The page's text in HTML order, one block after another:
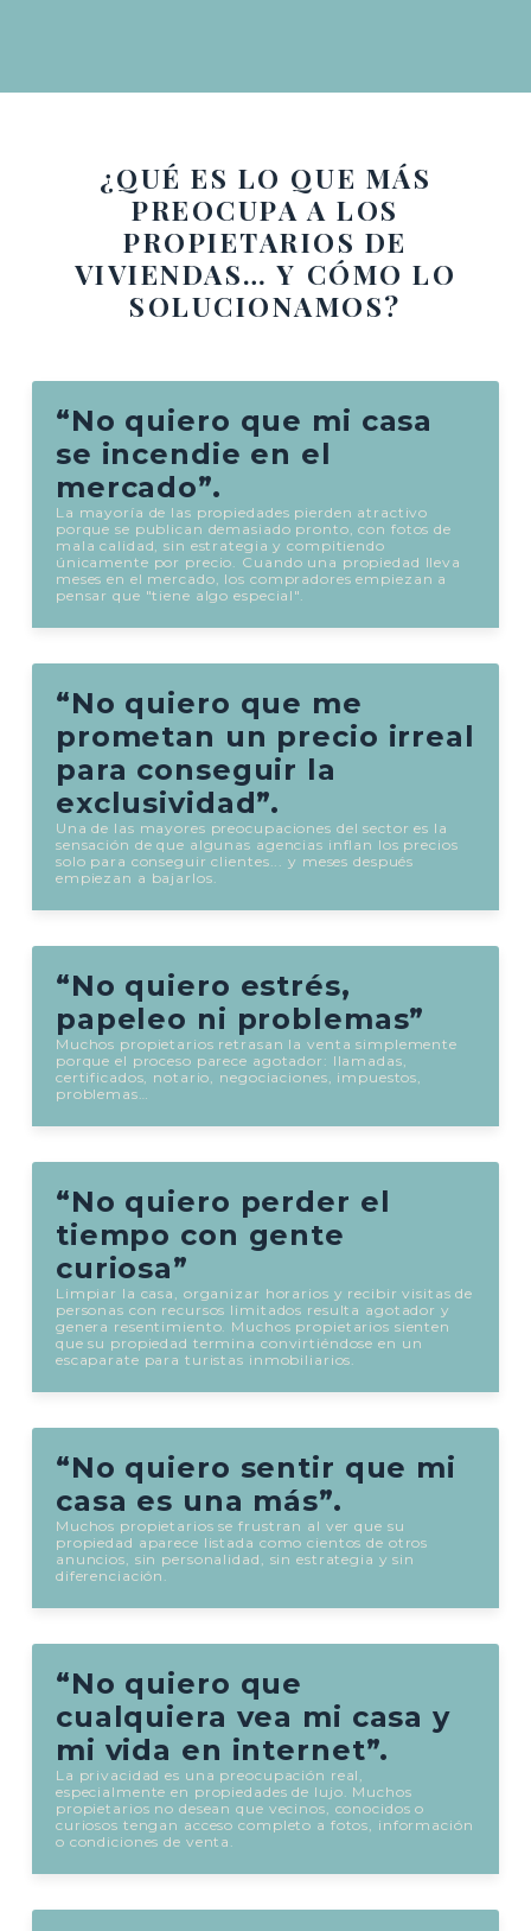
¿QUÉ ES LO QUE MÁS
PREOCUPA A LOS
PROPIETARIOS DE
VIVIENDAS… Y CÓMO LO
SOLUCIONAMOS?
“No quiero que mi casa
se incendie en el
mercado”.
La mayoría de las propiedades pierden atractivo
porque se publican demasiado pronto, con fotos de
mala calidad, sin estrategia y compitiendo
únicamente por precio. Cuando una propiedad lleva
meses en el mercado, los compradores empiezan a
pensar que "tiene algo especial".
“No quiero que me
prometan un precio irreal
para conseguir la
exclusividad”.
Una de las mayores preocupaciones del sector es la
sensación de que algunas agencias inflan los precios
solo para conseguir clientes... y meses después
empiezan a bajarlos.
“No quiero estrés,
papeleo ni problemas”
Muchos propietarios retrasan la venta simplemente
porque el proceso parece agotador: llamadas,
certificados, notario, negociaciones, impuestos,
problemas…
“No quiero perder el
tiempo con gente
curiosa”
Limpiar la casa, organizar horarios y recibir visitas de
personas con recursos limitados resulta agotador y
genera resentimiento. Muchos propietarios sienten
que su propiedad termina convirtiéndose en un
escaparate para turistas inmobiliarios.
“No quiero sentir que mi
casa es una más”.
Muchos propietarios se frustran al ver que su
propiedad aparece listada como cientos de otros
anuncios, sin personalidad, sin estrategia y sin
diferenciación.
“No quiero que
cualquiera vea mi casa y
mi vida en internet”.
La privacidad es una preocupación real,
especialmente en propiedades de lujo. Muchos
propietarios no desean que vecinos, conocidos o
curiosos tengan acceso completo a fotos, información
o condiciones de venta.